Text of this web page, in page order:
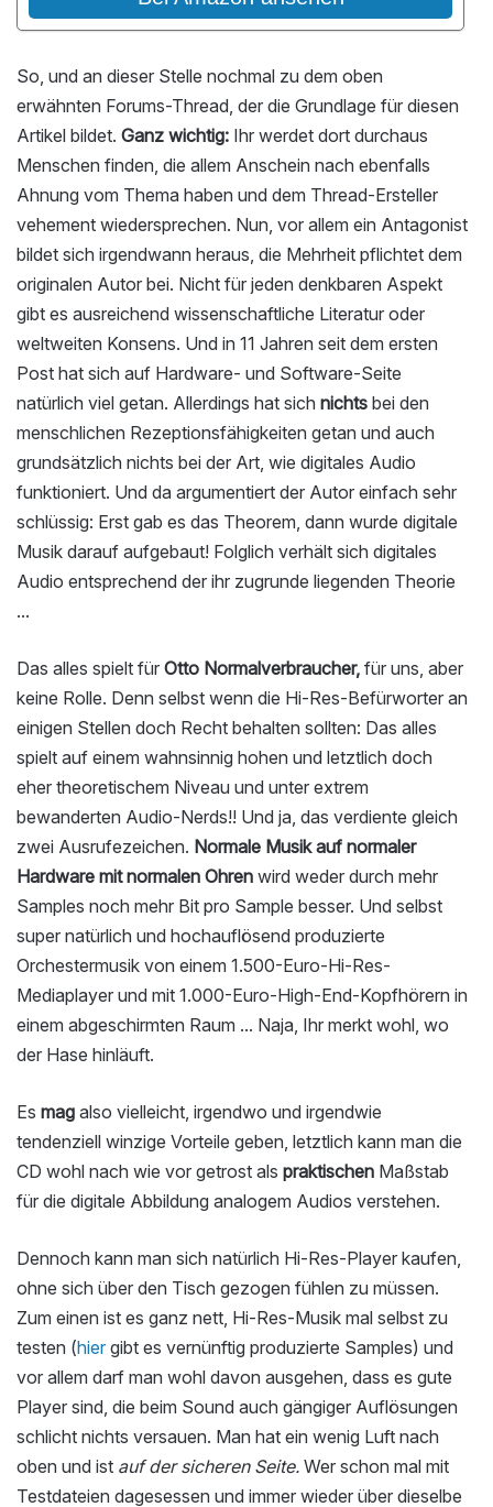
So, und an dieser Stelle nochmal zu dem oben
erwähnten Forums-Thread, der die Grundlage für diesen
Artikel bildet. Ganz wichtig: Ihr werdet dort durchaus
Menschen finden, die allem Anschein nach ebenfalls
Ahnung vom Thema haben und dem Thread-Ersteller
vehement wiedersprechen. Nun, vor allem ein Antagonist
bildet sich irgendwann heraus, die Mehrheit pflichtet dem
originalen Autor bei. Nicht für jeden denkbaren Aspekt
gibt es ausreichend wissenschaftliche Literatur oder
weltweiten Konsens. Und in 11 Jahren seit dem ersten
Post hat sich auf Hardware- und Software-Seite
natürlich viel getan. Allerdings hat sich nichts bei den
menschlichen Rezeptionsfähigkeiten getan und auch
grundsätzlich nichts bei der Art, wie digitales Audio
funktioniert. Und da argumentiert der Autor einfach sehr
schlüssig: Erst gab es das Theorem, dann wurde digitale
Musik darauf aufgebaut! Folglich verhält sich digitales
Audio entsprechend der ihr zugrunde liegenden Theorie
...
Das alles spielt für Otto Normalverbraucher, für uns, aber
keine Rolle. Denn selbst wenn die Hi-Res-Befürworter an
einigen Stellen doch Recht behalten sollten: Das alles
spielt auf einem wahnsinnig hohen und letztlich doch
eher theoretischem Niveau und unter extrem
bewanderten Audio-Nerds!! Und ja, das verdiente gleich
zwei Ausrufezeichen. Normale Musik auf normaler
Hardware mit normalen Ohren wird weder durch mehr
Samples noch mehr Bit pro Sample besser. Und selbst
super natürlich und hochauflösend produzierte
Orchestermusik von einem 1.500-Euro-Hi-Res-
Mediaplayer und mit 1.000-Euro-High-End-Kopfhörern in
einem abgeschirmten Raum ... Naja, Ihr merkt wohl, wo
der Hase hinläuft.
Es mag also vielleicht, irgendwo und irgendwie
tendenziell winzige Vorteile geben, letztlich kann man die
CD wohl nach wie vor getrost als praktischen Maßstab
für die digitale Abbildung analogem Audios verstehen.
Dennoch kann man sich natürlich Hi-Res-Player kaufen,
ohne sich über den Tisch gezogen fühlen zu müssen.
Zum einen ist es ganz nett, Hi-Res-Musik mal selbst zu
testen (hier gibt es vernünftig produzierte Samples) und
vor allem darf man wohl davon ausgehen, dass es gute
Player sind, die beim Sound auch gängiger Auflösungen
schlicht nichts versauen. Man hat ein wenig Luft nach
oben und ist auf der sicheren Seite. Wer schon mal mit
Testdateien dagesessen und immer wieder über dieselbe